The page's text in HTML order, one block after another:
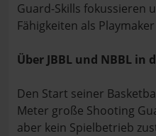
Guard-Skills fokussieren
Fähigkeiten als
Über JBBL und NBBL in
Den Start seiner
Meter große Shooting
aber kein Spielbetrieb